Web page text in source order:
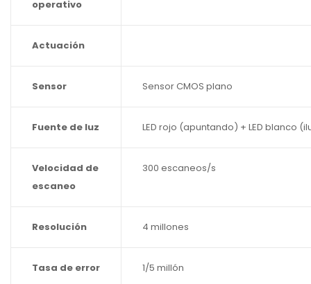
operativo
Actuación
Sensor Sensor CMOS plano
Fuente de luz LED rojo (apuntando) + LED blanco
Velocidad de
escaneo
300 escaneos/s
Resolución 4 millones
Tasa de error 1/5 millón